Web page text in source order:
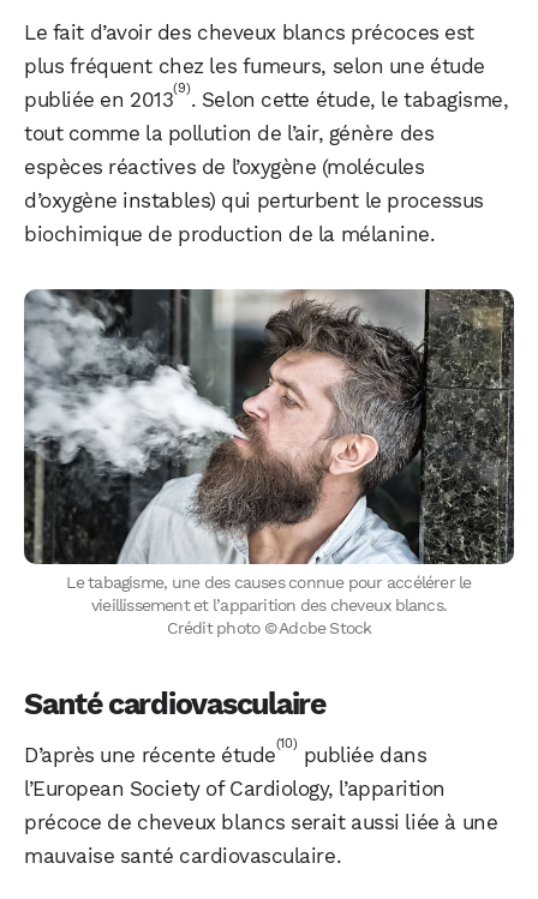
Le fait d’avoir des cheveux blancs précoces est
plus fréquent chez les fumeurs, selon une étude
publiée en 2013(9). Selon cette étude, le tabagisme,
tout comme la pollution de l’air, génère des
espèces réactives de l’oxygène (molécules
d’oxygène instables) qui perturbent le processus
biochimique de production de la mélanine.
Le tabagisme, une des causes connue pour accélérer le
vieillissement et l’apparition des cheveux blancs.
Crédit photo © Adobe Stock
Santé cardiovasculaire
D’après une récente étude(10) publiée dans
l’European Society of Cardiology, l’apparition
précoce de cheveux blancs serait aussi liée à une
mauvaise santé cardiovasculaire.